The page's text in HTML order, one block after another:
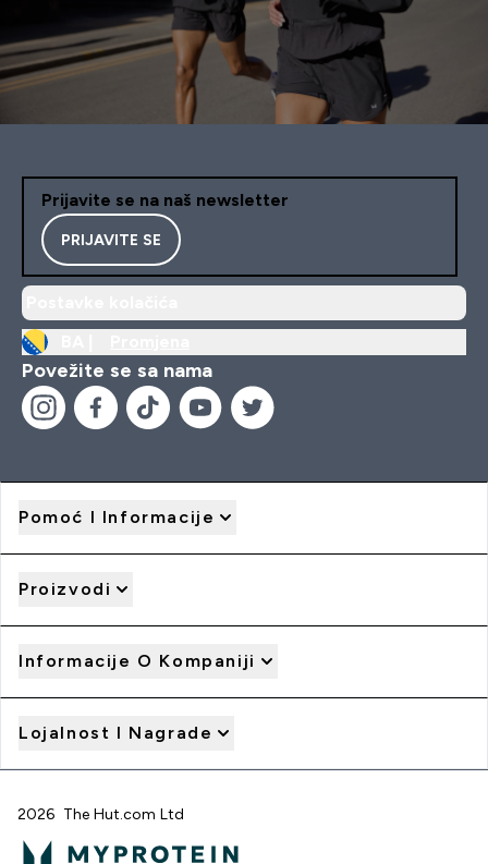
Prijavite se na naš newsletter
PRIJAVITE SE
Povežite se sa nama
Pomoć I Informacije
Proizvodi
Informacije O Kompaniji
Lojalnost I Nagrade
2026 The Hut.com Ltd